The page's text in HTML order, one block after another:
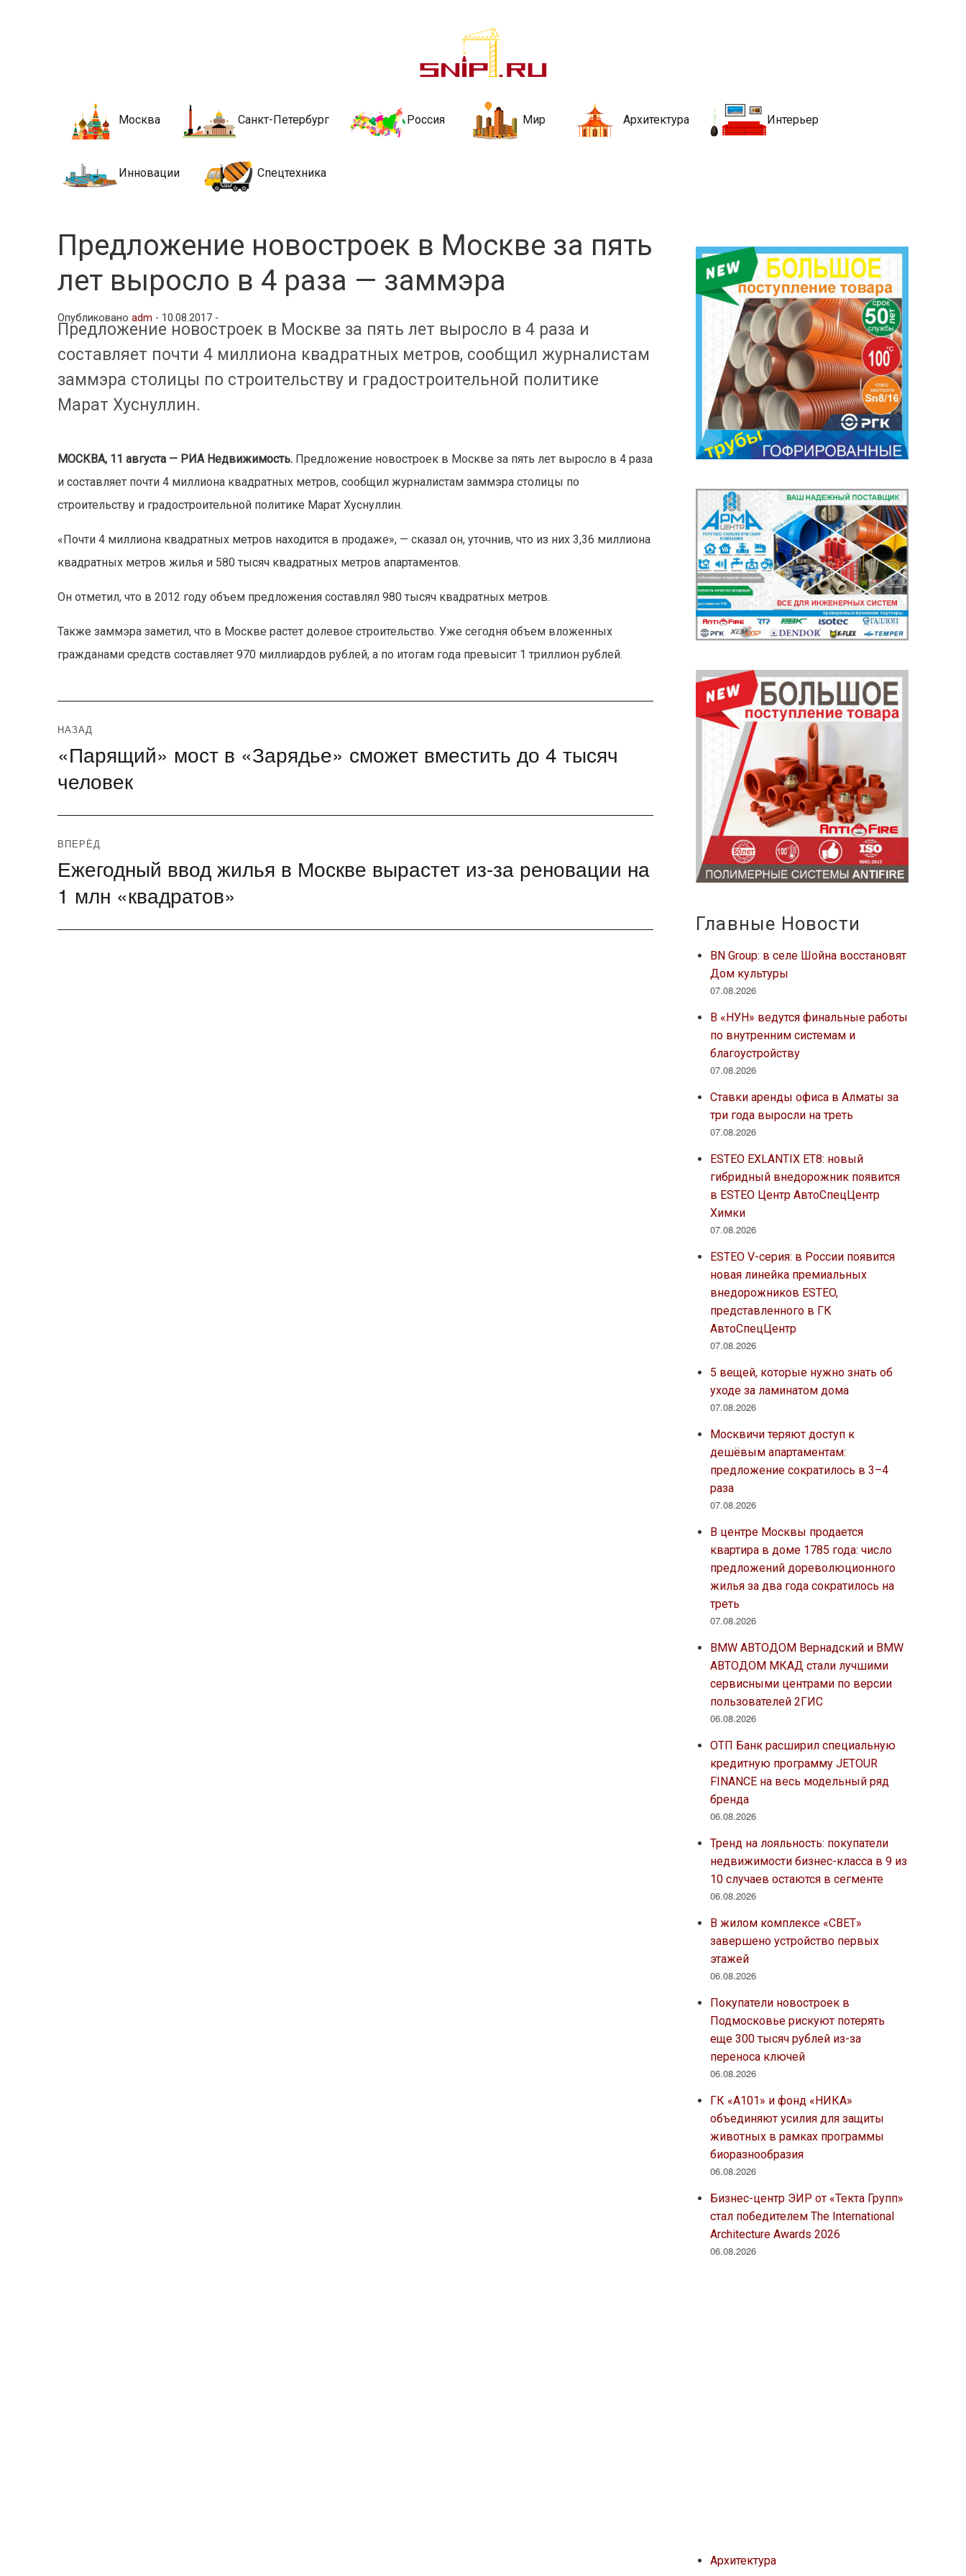
Новости строительства и недвижимости
стройкой рубрики
Москва Санкт-Петербург Россия Мир Архитектура Интерьер
Инновации Спецтехника
Предложение новостроек в Москве за пять
лет выросло в 4 раза — заммэра
Опубликованоadm - 10.08.2017 -
Предложение новостроек в Москве за пять лет выросло в 4 раза и
составляет почти 4 миллиона квадратных метров, сообщил журналистам
заммэра столицы по строительству и градостроительной политике
Марат Хуснуллин.
МОСКВА, 11 августа — РИА Недвижимость. Предложение новостроек в Москве за пять лет выросло в 4 раза
и составляет почти 4 миллиона квадратных метров, сообщил журналистам заммэра столицы по
строительству и градостроительной политике Марат Хуснуллин.
«Почти 4 миллиона квадратных метров находится в продаже», — сказал он, уточнив, что из них 3,36 миллиона
квадратных метров жилья и 580 тысяч квадратных метров апартаментов.
Он отметил, что в 2012 году объем предложения составлял 980 тысяч квадратных метров.
Также заммэра заметил, что в Москве растет долевое строительство. Уже сегодня объем вложенных
гражданами средств составляет 970 миллиардов рублей, а по итогам года превысит 1 триллион рублей.
Навигация
по
записям
НАЗАД
Предыдущая
запись:
«Парящий» мост в «Зарядье» сможет вместить до 4 тысяч
человек
ВПЕРЁД
Следующая
Ежегодный ввод жилья в Москве вырастет из-за реновации на
1 млн «квадратов»
Главные Новости
BN Group: в селе Шойна восстановят
Дом культуры
07.08.2026
В «НУН» ведутся финальные работы
по внутренним системам и
благоустройству
07.08.2026
Ставки аренды офиса в Алматы за
три года выросли на треть
07.08.2026
ESTEO EXLANTIX ET8: новый
гибридный внедорожник появится
в ESTEO Центр АвтоСпецЦентр
Химки
07.08.2026
ESTEO V-серия: в России появится
новая линейка премиальных
внедорожников ESTEO,
представленного в ГК
АвтоСпецЦентр
07.08.2026
5 вещей, которые нужно знать об
уходе за ламинатом дома
07.08.2026
Москвичи теряют доступ к
дешёвым апартаментам:
предложение сократилось в 3–4
раза
07.08.2026
В центре Москвы продается
квартира в доме 1785 года: число
предложений дореволюционного
жилья за два года сократилось на
треть
07.08.2026
BMW АВТОДОМ Вернадский и BMW
АВТОДОМ МКАД стали лучшими
сервисными центрами по версии
пользователей 2ГИС
06.08.2026
ОТП Банк расширил специальную
кредитную программу JETOUR
FINANCE на весь модельный ряд
бренда
06.08.2026
Тренд на лояльность: покупатели
недвижимости бизнес-класса в 9 из
10 случаев остаются в сегменте
06.08.2026
В жилом комплексе «СВЕТ»
завершено устройство первых
этажей
06.08.2026
Покупатели новостроек в
Подмосковье рискуют потерять
еще 300 тысяч рублей из-за
переноса ключей
06.08.2026
ГК «А101» и фонд «НИКА»
объединяют усилия для защиты
животных в рамках программы
биоразнообразия
06.08.2026
Бизнес-центр ЭИР от «Текта Групп»
стал победителем The International
Architecture Awards 2026
06.08.2026
Архитектура